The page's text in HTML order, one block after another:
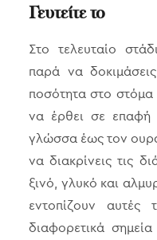
Γευτείτε το
Στο τελευταίο
παρά να
ποσότητα στο
να έρθει σε επαφή
γλώσσα έως τον
να διακρίνεις τις
ξινό, γλυκό και
εντοπίζουν αυτές
διαφορετικά